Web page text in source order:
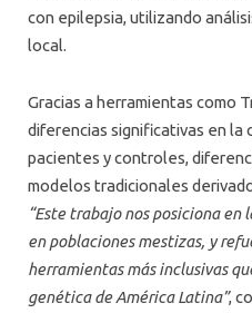
con epilepsia, utilizando
local.
Gracias a herramientas como
diferencias significativas en la
pacientes y controles,
modelos tradicionales
“Este trabajo nos posiciona
en poblaciones mestizas, y
herramientas más inclusivas
genética de América Latina”,